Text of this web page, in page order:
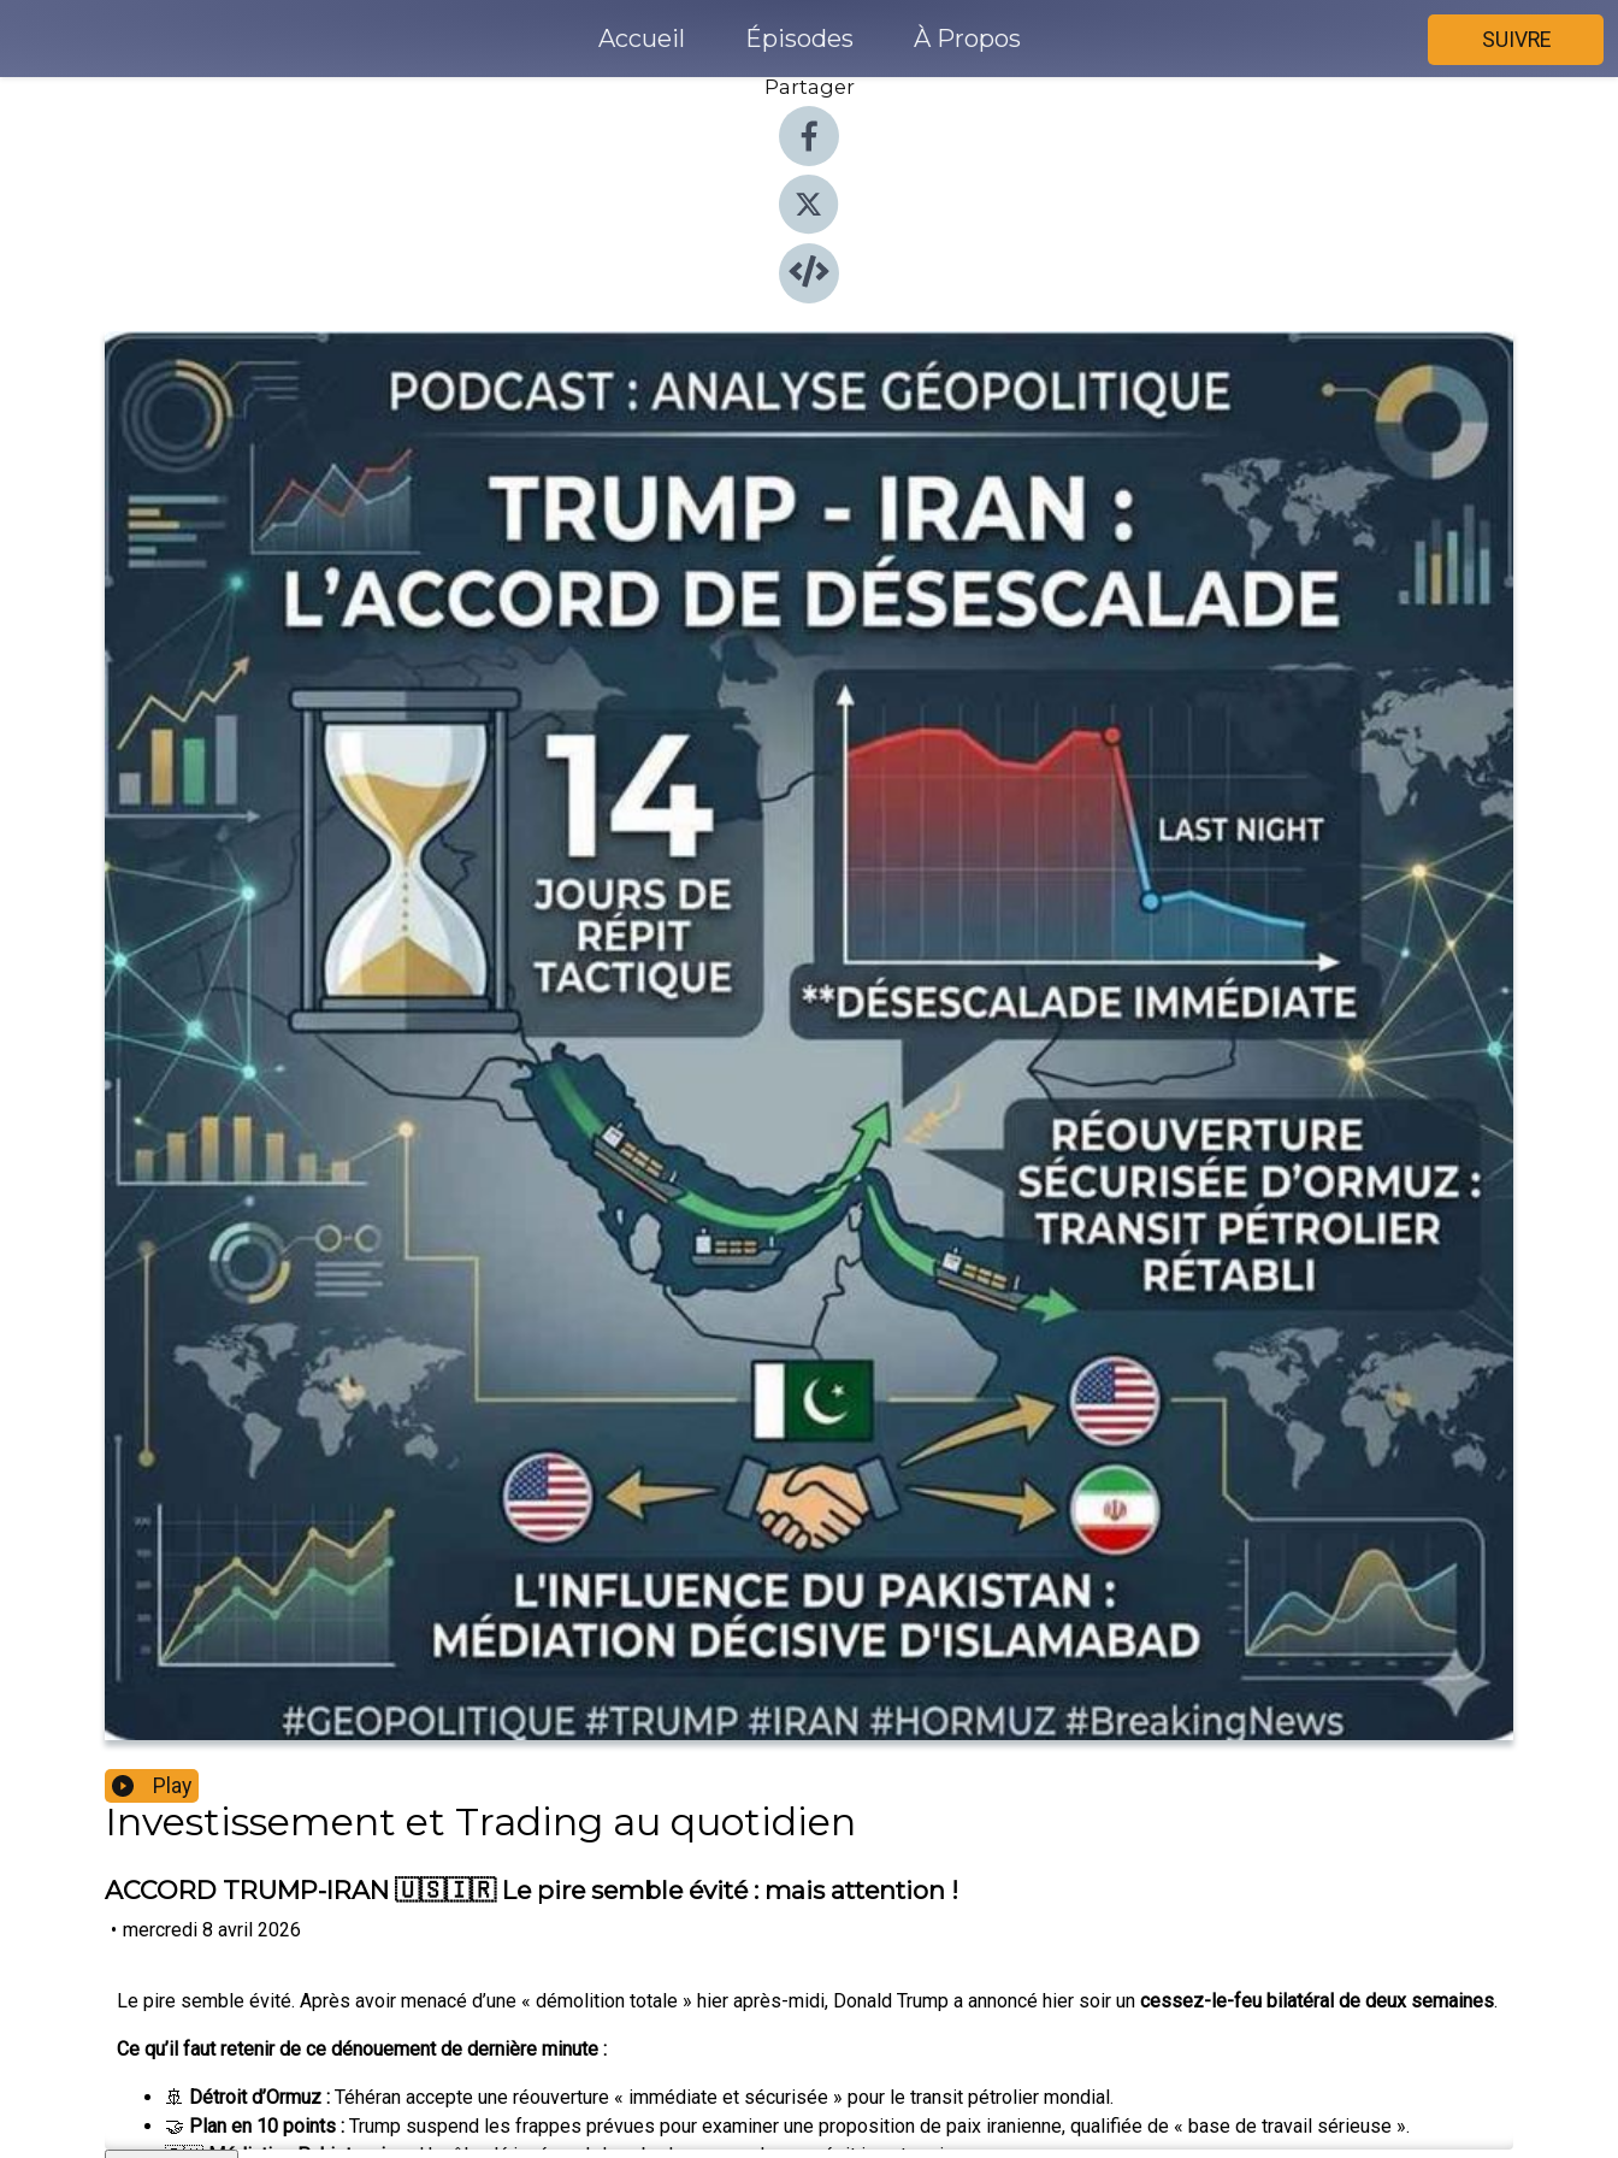
Accueil Épisodes À Propos
SUIVRE
Partager
Play
Investissement et Trading au quotidien
ACCORD TRUMP-IRAN 🇺🇸🇮🇷 Le pire semble évité : mais attention !
• mercredi 8 avril 2026
Le pire semble évité. Après avoir menacé d’une « démolition totale » hier après-midi, Donald Trump a annoncé hier soir un cessez-le-feu bilatéral de deux semaines.
Ce qu’il faut retenir de ce dénouement de dernière minute :
🚢 Détroit d’Ormuz : Téhéran accepte une réouverture « immédiate et sécurisée » pour le transit pétrolier mondial.
🤝 Plan en 10 points : Trump suspend les frappes prévues pour examiner une proposition de paix iranienne, qualifiée de « base de travail sérieuse ».